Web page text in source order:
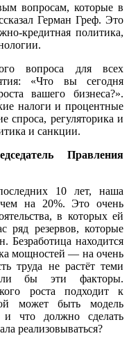
вопросам, которые в
Герман Греф. Это
кредитная политика,
вопроса для всех
«Что вы сегодня
вашего бизнеса?».
налоги и процентные
спроса, регуляторика и
и санкции.
Правления
10 лет, наша
на 20%. Это очень
в которых ей
ряд резервов, которые
Безработица находится
мощностей — на очень
труда не растёт теми
бы эти факторы.
роста подходит к
может быть модель
и что должно сделать
реализовываться?